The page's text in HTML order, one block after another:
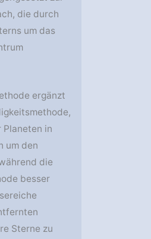
die durch
um das
ergänzt
Planeten in
um den
die
besser
Sterne zu